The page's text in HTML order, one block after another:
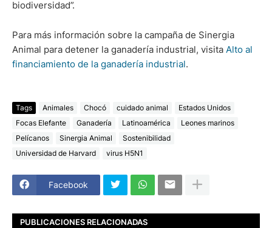
biodiversidad”.
Para más información sobre la campaña de Sinergia
Animal para detener la ganadería industrial, visita Alto al
financiamiento de la ganadería industrial.
Tags Animales Chocó cuidado animal
Estados Unidos
Focas Elefante
Ganadería Latinoamérica
Leones marinos
Pelícanos
Sinergia Animal
Sostenibilidad
Universidad de Harvard
virus H5N1
Facebook
PUBLICACIONES RELACIONADAS